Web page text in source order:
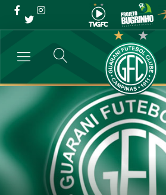
Nota de
Cleverson
Comunicados → Nota de